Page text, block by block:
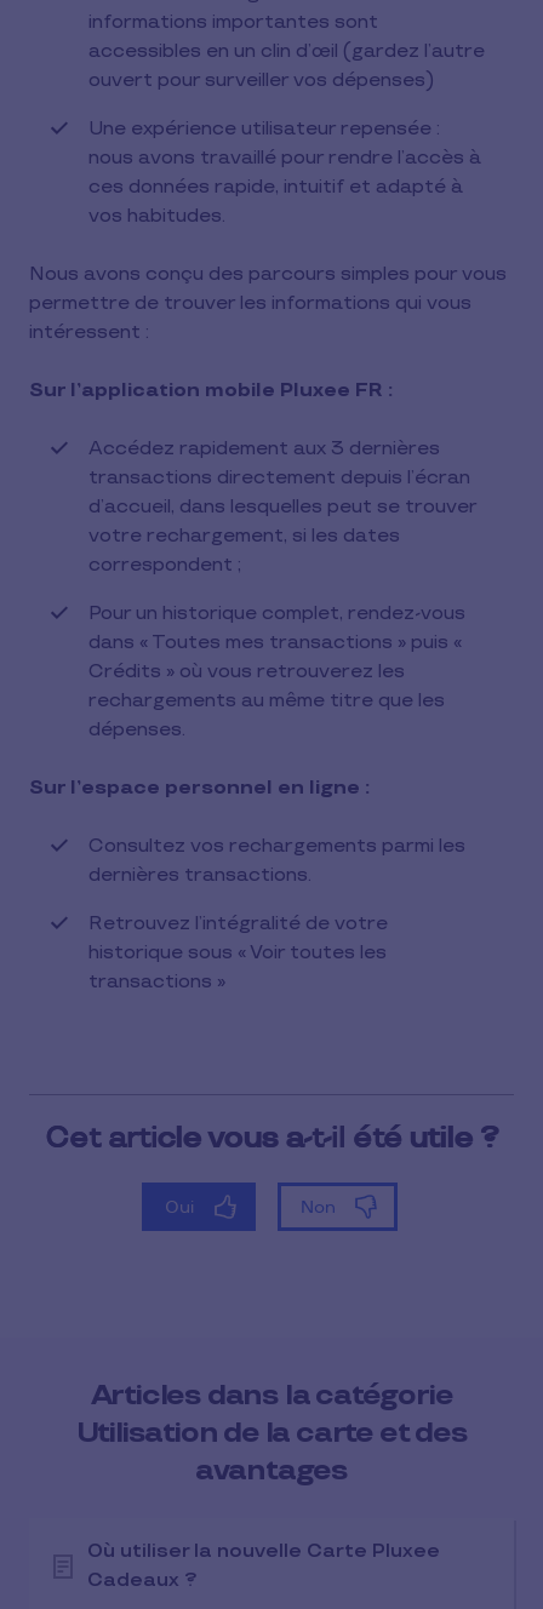
informations importantes sont
accessibles en un clin d’œil (gardez l’autre
ouvert pour surveiller vos dépenses)
Une expérience utilisateur repensée :
nous avons travaillé pour rendre l’accès à
ces données rapide, intuitif et adapté à
vos habitudes.
Nous avons conçu des parcours simples pour vous
permettre de trouver les informations qui vous
intéressent :
Sur l’application mobile Pluxee FR :
Accédez rapidement aux 3 dernières
transactions directement depuis l’écran
d’accueil, dans lesquelles peut se trouver
votre rechargement, si les dates
correspondent ;
Pour un historique complet, rendez-vous
dans « Toutes mes transactions » puis «
Crédits » où vous retrouverez les
rechargements au même titre que les
dépenses.
Sur l’espace personnel en ligne :
Consultez vos rechargements parmi les
dernières transactions.
Retrouvez l’intégralité de votre
historique sous « Voir toutes les
transactions »
Articles dans la catégorie
Utilisation de la carte et des
avantages
Où utiliser la nouvelle Carte Pluxee
Cadeaux ?